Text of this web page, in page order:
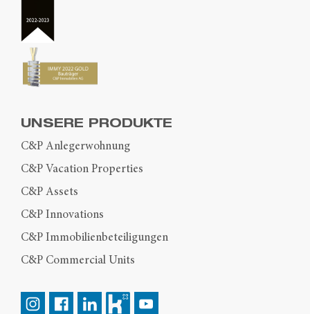
UNSERE PRODUKTE
C&P Anlegerwohnung
C&P Vacation Properties
C&P Assets
C&P Innovations
C&P Immobilienbeteiligungen
C&P Commercial Units